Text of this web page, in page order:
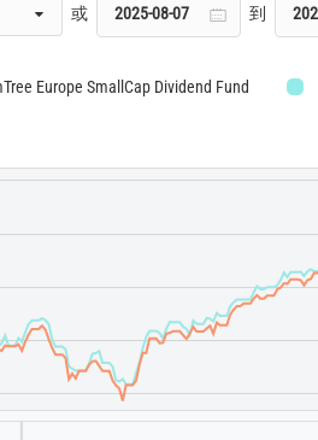
或 到
Europe SmallCap Dividend Fund